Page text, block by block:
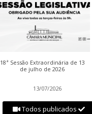
18ª Sessão Extraordinária de 13
de julho de 2026
13/07/2026
Todos publicados